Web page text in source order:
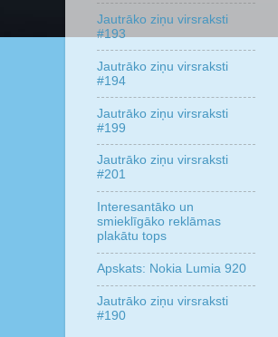
Jautrāko ziņu virsraksti
#193
Jautrāko ziņu virsraksti
#194
Jautrāko ziņu virsraksti
#199
Jautrāko ziņu virsraksti
#201
Interesantāko un
smieklīgāko reklāmas
plakātu tops
Apskats: Nokia Lumia 920
Jautrāko ziņu virsraksti
#190